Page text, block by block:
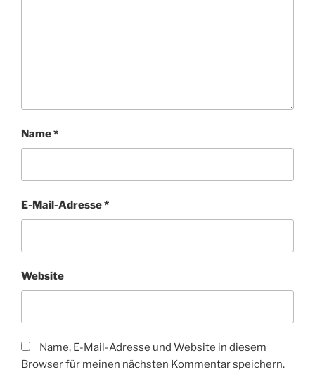
Name*
E-Mail-Adresse*
Website
Name, E-Mail-Adresse und Website in diesem
Browser für meinen nächsten Kommentar speichern.